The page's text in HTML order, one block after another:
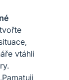
vtáhli